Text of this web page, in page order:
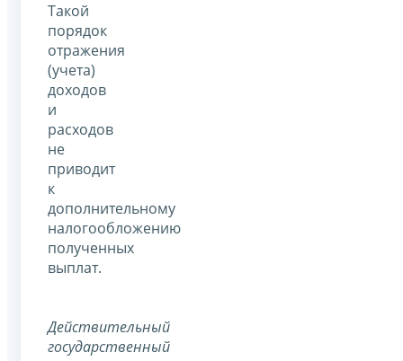
Такой
порядок
отражения
(учета)
доходов
и
расходов
не
приводит
к
дополнительному
налогообложению
полученных
выплат.
Действительный
государственный